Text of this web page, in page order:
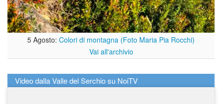
5 Agosto: Colori di montagna (Foto Maria Pia Rocchi)
Vai all'archivio
Video dalla Valle del Serchio su NoiTV